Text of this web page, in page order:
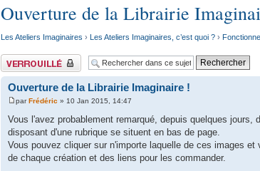
Ouverture de la Librairie
Les Ateliers Imaginaires › Les Ateliers Imaginaires, c’est quoi ? ›
Sujet verrouillé
Ouverture de la Librairie Imaginaire !
parFrédéric » 10 Jan 2015, 14:47
Vous l'avez probablement remarqué, depuis quelques
disposant d'une rubrique se situent en bas de page.
Vous pouvez cliquer sur n'importe laquelle de ces images
de chaque création et des liens pour les commander.